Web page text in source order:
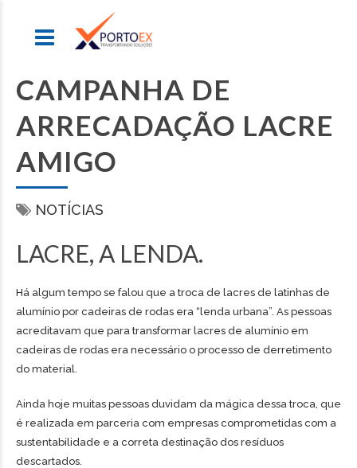
CAMPANHA DE
ARRECADAÇÃO LACRE
AMIGO
NOTÍCIAS
LACRE, A LENDA.
Há algum tempo se falou que a troca de lacres de latinhas de
alumínio por cadeiras de rodas era “lenda urbana”. As pessoas
acreditavam que para transformar lacres de alumínio em
cadeiras de rodas era necessário o processo de derretimento
do material.
Ainda hoje muitas pessoas duvidam da mágica dessa troca, que
é realizada em parceria com empresas comprometidas com a
sustentabilidade e a correta destinação dos resíduos
descartados.